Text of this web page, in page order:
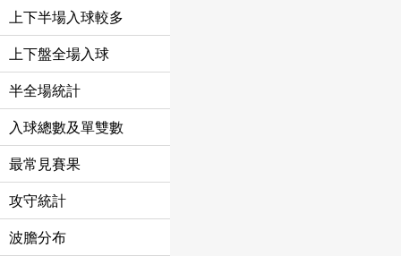
上下半場入球較多
上下盤全場入球
半全場統計
入球總數及單雙數
最常見賽果
攻守統計
波膽分布